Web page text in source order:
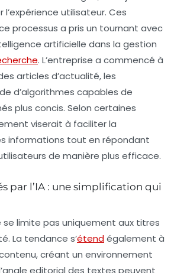
l’expérience utilisateur. Ces
processus a pris un tournant avec
artificielle dans la gestion
. L’entreprise a commencé à
articles d’actualité, les
d’algorithmes capables de
plus concis. Selon certaines
viserait à faciliterla
informations tout en répondant
de manière plus efficace.
par l’IA : une simplification qui
limite pas uniquement aux titres
La tendance s’étendégalement à
créant un environnement
editorial des textes peuvent